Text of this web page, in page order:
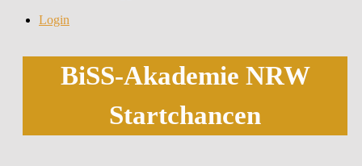
Login
BiSS-Akademie NRW
Startchancen